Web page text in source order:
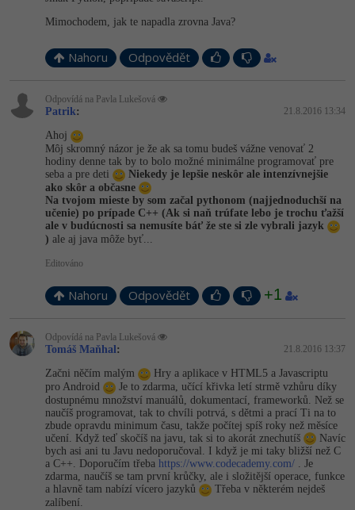
Mimochodem, jak te napadla zrovna Java?
Nahoru Odpovědět
Odpovídá na Pavla Lukešová
Patrik: 21.8.2016 13:34
Ahoj
Môj skromný názor je že ak sa tomu budeš vážne venovať 2
hodiny denne tak by to bolo možné minimálne programovať pre
seba a pre deti
Niekedy je lepšie neskôr ale intenzívnejšie
ako skôr a občasne
Na tvojom mieste by som začal pythonom (najjednoduchší na
učenie) po prípade C++ (Ak si naň trúfate lebo je trochu ťažší
ale v budúcnosti sa nemusíte báť že ste si zle vybrali jazyk
) ale aj java môže byť...
Editováno
Nahoru Odpovědět +1
Odpovídá na Pavla Lukešová
Tomáš Maňhal: 21.8.2016 13:37
Začni něčím malým
Hry a aplikace v HTML5 a Javascriptu
pro Android
Je to zdarma, učící křivka letí strmě vzhůru díky
dostupnému množství manuálů, dokumentací, frameworků. Než se
naučíš programovat, tak to chvíli potrvá, s dětmi a prací Ti na to
zbude opravdu minimum času, takže počítej spíš roky než měsíce
učení. Když teď skočíš na javu, tak si to akorát znechutíš
Navíc
bych asi ani tu Javu nedoporučoval. I když je mi taky bližší než C
a C++. Doporučím třeba https://www.codecademy.com/ . Je
zdarma, naučíš se tam první krůčky, ale i složitější operace, funkce
a hlavně tam nabízí vícero jazyků
Třeba v některém nejdeš
zalíbení.